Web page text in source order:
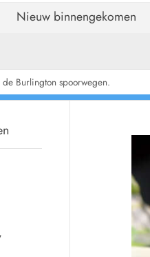
Nieuw binnengekomen
Burlington spoorwegen.